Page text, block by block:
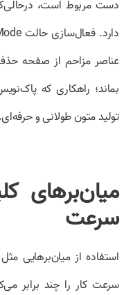
دست مربوط است،
عناصر مزاحم از صفحه
بماند؛ راهکاری که
تولید متون طولانی و حرفه‌ای
میان‌برهای
سرعت
سرعت کار را چند برابر